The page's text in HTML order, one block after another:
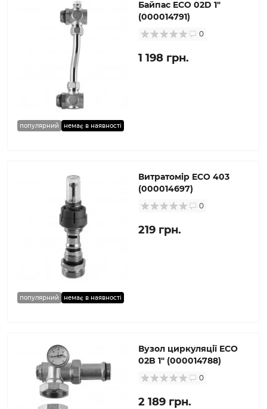
популярний немає в наявності
Байпас ECO 02D 1″
(000014791)
0
1 198 грн.
популярний немає в наявності
Витратомір ECO 403
(000014697)
0
219 грн.
Вузол циркуляції ECO
02B 1″ (000014788)
0
2 189 грн.